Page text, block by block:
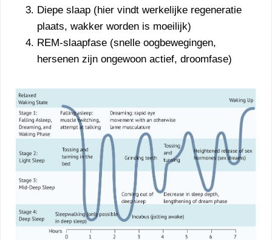
Diepe slaap (hier vindt werkelijke regeneratie
plaats, wakker worden is moeilijk)
REM-slaapfase (snelle oogbewegingen,
hersenen zijn ongewoon actief, droomfase)